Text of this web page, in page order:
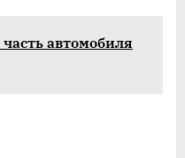
часть автомобиля